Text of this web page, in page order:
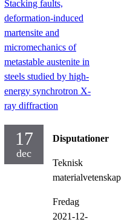
Stacking faults,
deformation-induced
martensite and
micromechanics of
metastable austenite in
steels studied by high-
energy synchrotron X-
ray diffraction
17
dec
Disputationer
Teknisk
materialvetenskap
Fredag
2021-12-